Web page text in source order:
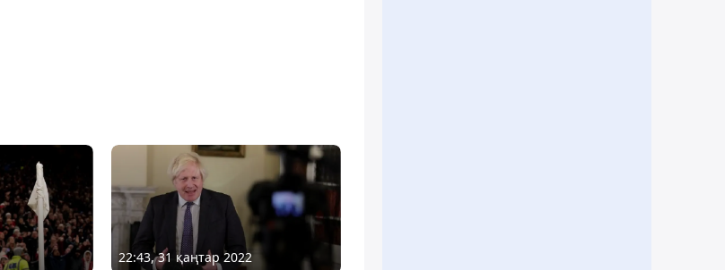
22:43, 31 қаңтар 2022